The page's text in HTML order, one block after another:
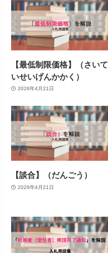
【最低制限価格】（さいて
いせいげんかかく）
2026年4月21日
【談合】（だんごう）
2026年4月21日